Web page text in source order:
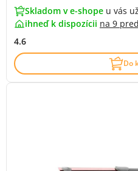
Skladom v e-shope u vás
ihneď k dispozícii na 9
4.6
Do